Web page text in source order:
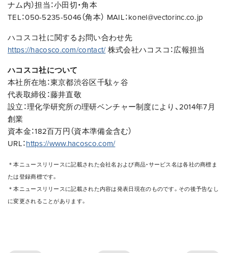
ナム内）担当：小田切・角本
TEL：050-5235-5046（角本） MAIL：konel@vectorinc.co.jp
ハコスコ社に関するお問い合わせ先
https://hacosco.com/contact/株式会社ハコスコ：広報担当
ハコスコ社について
本社所在地：東京都渋谷区千駄ヶ谷
代表取締役：藤井直敬
設立：理化学研究所の理研ベンチャー制度により、2014年7⽉
創業
資本金：182百万円（資本準備金含む）
URL：https://www.hacosco.com/
＊本ニュースリリースに記載された会社名および商品・サービス名は各社の商標ま
たは登録商標です。
＊本ニュースリリースに記載された内容は発表日現在のものです。その後予告なし
に変更されることがあります。